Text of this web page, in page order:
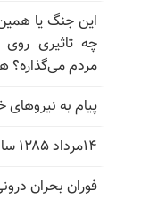
این جنگ یا
چه تاثیری
مردم می‌گذاره؟
پیام به نیروهای خواهان
۱۴مرداد ۱۲۸۵ سالگرد انقلاب مشروطه
فوران بحران